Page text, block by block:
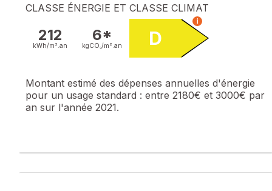
CLASSE ÉNERGIE ET CLASSE CLIMAT
212
kWh/m². an
6*
kgCO₂/m². an D
i
Montant estimé des dépenses annuelles d'énergie
pour un usage standard : entre 2180€ et 3000€ par
an sur l'année 2021.